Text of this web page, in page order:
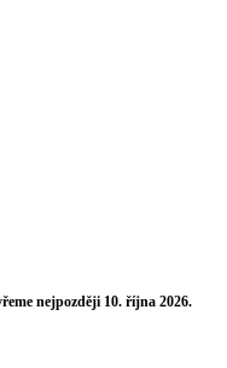
nejpozději 10. října 2026.